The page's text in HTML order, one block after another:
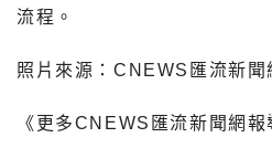
流程。
照片來源：CNEWS匯流新聞
《更多CNEWS匯流新聞網報